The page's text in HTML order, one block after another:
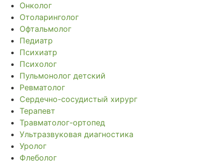
Онколог
Отоларинголог
Офтальмолог
Педиатр
Психиатр
Психолог
Пульмонолог детский
Ревматолог
Сердечно-сосудистый хирург
Терапевт
Травматолог-ортопед
Ультразвуковая диагностика
Уролог
Флеболог